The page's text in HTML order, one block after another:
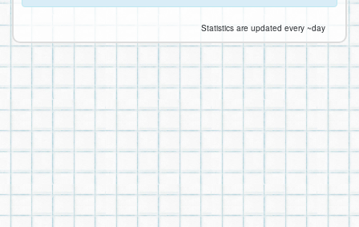
Statistics are updated every ~day